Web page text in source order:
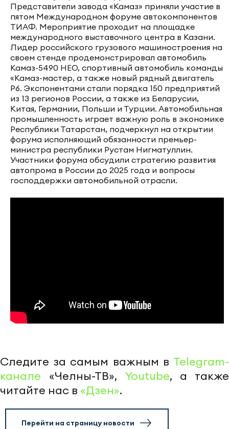
Представители завода «Камаз» приняли участие в
пятом Международном форуме автокомпонентов
ТИАФ. Мероприятие проходит на площадке
международного выставочного центра в Казани.
Лидер российского грузового машиностроения на
своем стенде продемонстрировал автомобиль
Камаз-5490 НЕО, спортивный автомобиль команды
«Камаз-мастер, а также новый рядный двигатель
Р6. Экспонентами стали порядка 150 предприятий
из 13 регионов России, а также из Беларусии,
Китая, Германии, Польши и Турции. Автомобильная
промышленность играет важную роль в экономике
Республики Татарстан, подчеркнул на открытии
форума исполняющий обязанности премьер-
министра республики Рустам Нигматуллин.
Участники форума обсудили стратегию развития
автопрома в России до 2025 года и вопросы
господдержки автомобильной отрасли.
Следите за самым важным в Telegram-
канале «Челны-ТВ», Youtube, а также
читайте нас в «Дзен».
Перейти на страницу новости